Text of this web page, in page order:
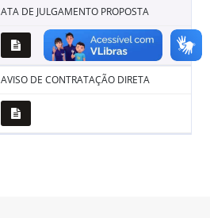
ATA DE JULGAMENTO PROPOSTA
AVISO DE CONTRATAÇÃO DIRETA